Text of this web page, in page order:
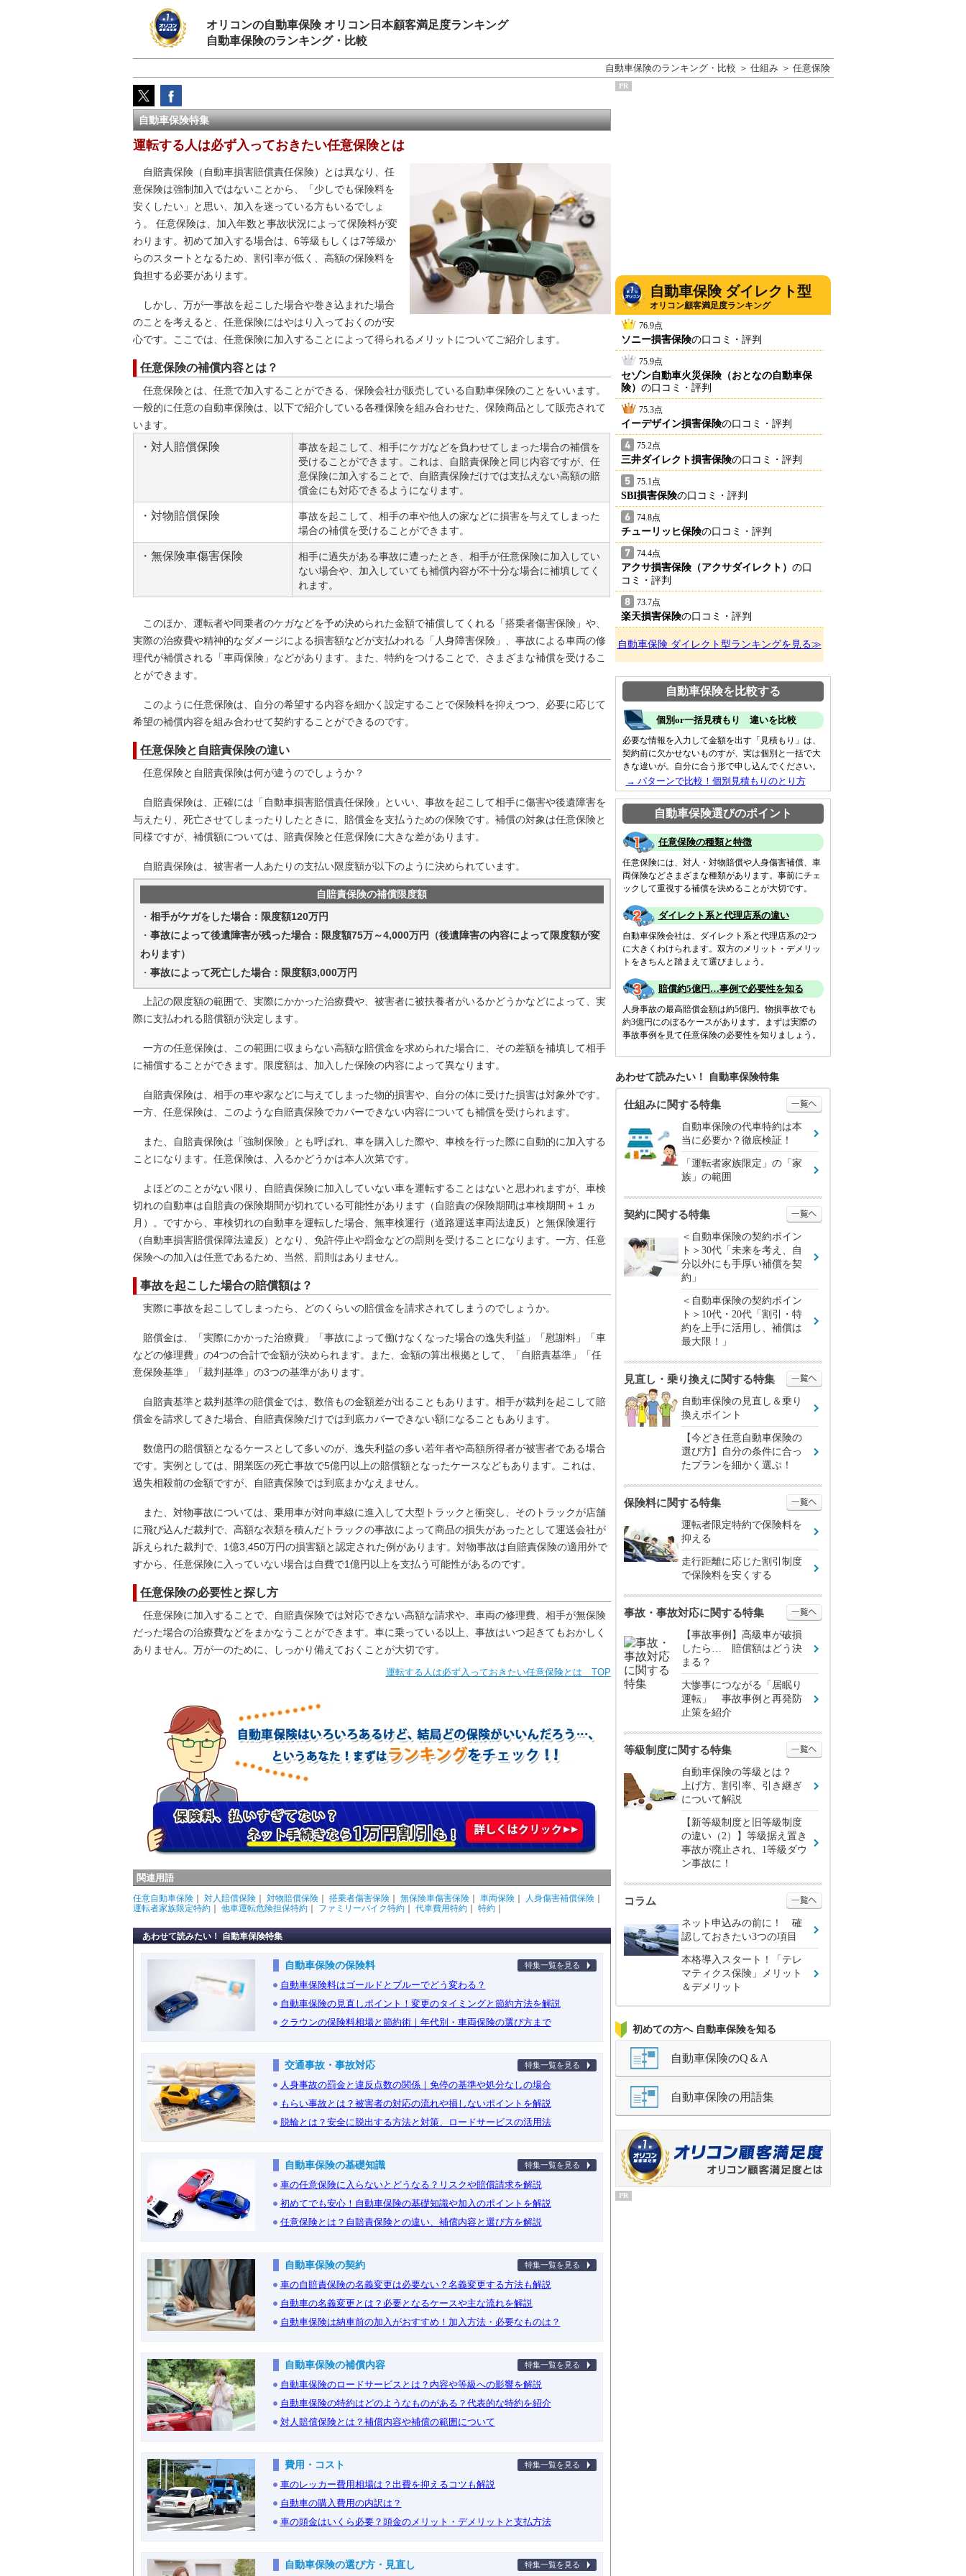
オリコンの自動車保険 オリコン日本顧客満足度ランキング
自動車保険のランキング・比較
自動車保険のランキング・比較 仕組み 任意保険
自動車保険特集
運転する人は必ず入っておきたい任意保険とは
自賠責保険（自動車損害賠償責任保険）とは異なり、任
意保険は強制加入ではないことから、「少しでも保険料を
安くしたい」と思い、加入を迷っている方もいるでしょ
う。 任意保険は、加入年数と事故状況によって保険料が変
わります。初めて加入する場合は、6等級もしくは7等級か
らのスタートとなるため、割引率が低く、高額の保険料を
負担する必要があります。
しかし、万が一事故を起こした場合や巻き込まれた場合
のことを考えると、任意保険にはやはり入っておくのが安
心です。ここでは、任意保険に加入することによって得られるメリットについてご紹介します。
任意保険の補償内容とは？
任意保険とは、任意で加入することができる、保険会社が販売している自動車保険のことをいいます。
一般的に任意の自動車保険は、以下で紹介している各種保険を組み合わせた、保険商品として販売されて
います。
・対人賠償保険
事故を起こして、相手にケガなどを負わせてしまった場合の補償を
受けることができます。これは、自賠責保険と同じ内容ですが、任
意保険に加入することで、自賠責保険だけでは支払えない高額の賠
償金にも対応できるようになります。
・対物賠償保険
事故を起こして、相手の車や他人の家などに損害を与えてしまった
場合の補償を受けることができます。
・無保険車傷害保険
相手に過失がある事故に遭ったとき、相手が任意保険に加入してい
ない場合や、加入していても補償内容が不十分な場合に補填してく
れます。
このほか、運転者や同乗者のケガなどを予め決められた金額で補償してくれる「搭乗者傷害保険」や、
実際の治療費や精神的なダメージによる損害額などが支払われる「人身障害保険」、事故による車両の修
理代が補償される「車両保険」などがあります。また、特約をつけることで、さまざまな補償を受けるこ
とができます。
このように任意保険は、自分の希望する内容を細かく設定することで保険料を抑えつつ、必要に応じて
希望の補償内容を組み合わせて契約することができるのです。
任意保険と自賠責保険の違い
任意保険と自賠責保険は何が違うのでしょうか？
自賠責保険は、正確には「自動車損害賠償責任保険」といい、事故を起こして相手に傷害や後遺障害を
与えたり、死亡させてしまったりしたときに、賠償金を支払うための保険です。補償の対象は任意保険と
同様ですが、補償額については、賠責保険と任意保険に大きな差があります。
自賠責保険は、被害者一人あたりの支払い限度額が以下のように決められています。
自賠責保険の補償限度額
・ 相手がケガをした場合：限度額120万円
・ 事故によって後遺障害が残った場合：限度額75万～4,000万円（後遺障害の内容によって限度額が変
わります）
・ 事故によって死亡した場合：限度額3,000万円
上記の限度額の範囲で、実際にかかった治療費や、被害者に被扶養者がいるかどうかなどによって、実
際に支払われる賠償額が決定します。
一方の任意保険は、この範囲に収まらない高額な賠償金を求められた場合に、その差額を補填して相手
に補償することができます。限度額は、加入した保険の内容によって異なります。
自賠責保険は、相手の車や家などに与えてしまった物的損害や、自分の体に受けた損害は対象外です。
一方、任意保険は、このような自賠責保険でカバーできない内容についても補償を受けられます。
また、自賠責保険は「強制保険」とも呼ばれ、車を購入した際や、車検を行った際に自動的に加入する
ことになります。任意保険は、入るかどうかは本人次第です。
よほどのことがない限り、自賠責保険に加入していない車を運転することはないと思われますが、車検
切れの自動車は自賠責の保険期間が切れている可能性があります（自賠責の保険期間は車検期間＋１ヵ
月）。ですから、車検切れの自動車を運転した場合、無車検運行（道路運送車両法違反）と無保険運行
（自動車損害賠償保障法違反）となり、免許停止や罰金などの罰則を受けることになります。一方、任意
保険への加入は任意であるため、当然、罰則はありません。
事故を起こした場合の賠償額は？
実際に事故を起こしてしまったら、どのくらいの賠償金を請求されてしまうのでしょうか。
賠償金は、「実際にかかった治療費」「事故によって働けなくなった場合の逸失利益」「慰謝料」「車
などの修理費」の4つの合計で金額が決められます。また、金額の算出根拠として、「自賠責基準」「任
意保険基準」「裁判基準」の3つの基準があります。
自賠責基準と裁判基準の賠償金では、数倍もの金額差が出ることもあります。相手が裁判を起こして賠
償金を請求してきた場合、自賠責保険だけでは到底カバーできない額になることもあります。
数億円の賠償額となるケースとして多いのが、逸失利益の多い若年者や高額所得者が被害者である場合
です。実例としては、開業医の死亡事故で5億円以上の賠償額となったケースなどもあります。これは、
過失相殺前の金額ですが、自賠責保険では到底まかなえません。
また、対物事故については、乗用車が対向車線に進入して大型トラックと衝突し、そのトラックが店舗
に飛び込んだ裁判で、高額な衣類を積んだトラックの事故によって商品の損失があったとして運送会社が
訴えられた裁判で、1億3,450万円の損害額と認定された例があります。対物事故は自賠責保険の適用外で
すから、任意保険に入っていない場合は自費で1億円以上を支払う可能性があるのです。
任意保険の必要性と探し方
任意保険に加入することで、自賠責保険では対応できない高額な請求や、車両の修理費、相手が無保険
だった場合の治療費などをまかなうことができます。車に乗っている以上、事故はいつ起きてもおかしく
ありません。万が一のために、しっかり備えておくことが大切です。
運転する人は必ず入っておきたい任意保険とは TOP
関連用語
任意自動車保険｜ 対人賠償保険｜ 対物賠償保険｜ 搭乗者傷害保険｜ 無保険車傷害保険｜ 車両保険｜ 人身傷害補償保険｜
運転者家族限定特約｜ 他車運転危険担保特約｜ ファミリーバイク特約｜ 代車費用特約｜ 特約｜
あわせて読みたい！ 自動車保険特集
特集一覧を見る
自動車保険の保険料
自動車保険料はゴールドとブルーでどう変わる？
自動車保険の見直しポイント！変更のタイミングと節約方法を解説
クラウンの保険料相場と節約術｜年代別・車両保険の選び方まで
特集一覧を見る
交通事故・事故対応
人身事故の罰金と違反点数の関係｜免停の基準や処分なしの場合
もらい事故とは？被害者の対応の流れや損しないポイントを解説
脱輪とは？安全に脱出する方法と対策、ロードサービスの活用法
特集一覧を見る
自動車保険の基礎知識
車の任意保険に入らないとどうなる？リスクや賠償請求を解説
初めてでも安心！自動車保険の基礎知識や加入のポイントを解説
任意保険とは？自賠責保険との違い、補償内容と選び方を解説
特集一覧を見る
自動車保険の契約
車の自賠責保険の名義変更は必要ない？名義変更する方法も解説
自動車の名義変更とは？必要となるケースや主な流れを解説
自動車保険は納車前の加入がおすすめ！加入方法・必要なものは？
特集一覧を見る
自動車保険の補償内容
自動車保険のロードサービスとは？内容や等級への影響を解説
自動車保険の特約はどのようなものがある？代表的な特約を紹介
対人賠償保険とは？補償内容や補償の範囲について
特集一覧を見る
費用・コスト
車のレッカー費用相場は？出費を抑えるコツも解説
自動車の購入費用の内訳は？
車の頭金はいくら必要？頭金のメリット・デメリットと支払方法
特集一覧を見る
自動車保険の選び方・見直し
PR
自動車保険 ダイレクト型
オリコン顧客満足度ランキング
76.9点
ソニー損害保険の口コミ・評判
75.9点
セゾン自動車火災保険（おとなの自動車保
険） の口コミ・評判
75.3点
イーデザイン損害保険の口コミ・評判
75.2点
三井ダイレクト損害保険の口コミ・評判
75.1点
SBI損害保険の口コミ・評判
74.8点
チューリッヒ保険の口コミ・評判
74.4点
アクサ損害保険（アクサダイレクト） の口
コミ・評判
73.7点
楽天損害保険の口コミ・評判
自動車保険 ダイレクト型ランキングを見る≫
自動車保険を比較する
個別or一括見積もり 違いを比較
必要な情報を入力して金額を出す「見積もり」は、
契約前に欠かせないものすが、実は個別と一括で大
きな違いが。自分に合う形で申し込んでください。
→ パターンで比較！個別見積もりのとり方
自動車保険選びのポイント
任意保険の種類と特徴
任意保険には、対人・対物賠償や人身傷害補償、車
両保険などさまざまな種類があります。事前にチェ
ックして重視する補償を決めることが大切です。
ダイレクト系と代理店系の違い
自動車保険会社は、ダイレクト系と代理店系の2つ
に大きくわけられます。双方のメリット・デメリッ
トをきちんと踏まえて選びましょう。
賠償約5億円…事例で必要性を知る
人身事故の最高賠償金額は約5億円。物損事故でも
約3億円にのぼるケースがあります。まずは実際の
事故事例を見て任意保険の必要性を知りましょう。
あわせて読みたい！ 自動車保険特集
仕組みに関する特集
自動車保険の代車特約は本
当に必要か？徹底検証！
「運転者家族限定」の「家
族」の範囲
契約に関する特集
＜自動車保険の契約ポイン
ト＞30代「未来を考え、自
分以外にも手厚い補償を契
約」
＜自動車保険の契約ポイン
ト＞10代・20代「割引・特
約を上手に活用し、補償は
最大限！」
見直し・乗り換えに関する特集
自動車保険の見直し＆乗り
換えポイント
【今どき任意自動車保険の
選び方】自分の条件に合っ
たプランを細かく選ぶ！
保険料に関する特集
運転者限定特約で保険料を
抑える
走行距離に応じた割引制度
で保険料を安くする
事故・事故対応に関する特集
【事故事例】高級車が破損
したら… 賠償額はどう決
まる？
大惨事につながる「居眠り
運転」 事故事例と再発防
止策を紹介
等級制度に関する特集
自動車保険の等級とは？
上げ方、割引率、引き継ぎ
について解説
【新等級制度と旧等級制度
の違い（2）】等級据え置き
事故が廃止され、1等級ダウ
ン事故に！
コラム
ネット申込みの前に！ 確
認しておきたい3つの項目
本格導入スタート！「テレ
マティクス保険」メリット
＆デメリット
初めての方へ 自動車保険を知る
自動車保険のQ＆A
自動車保険の用語集
PR